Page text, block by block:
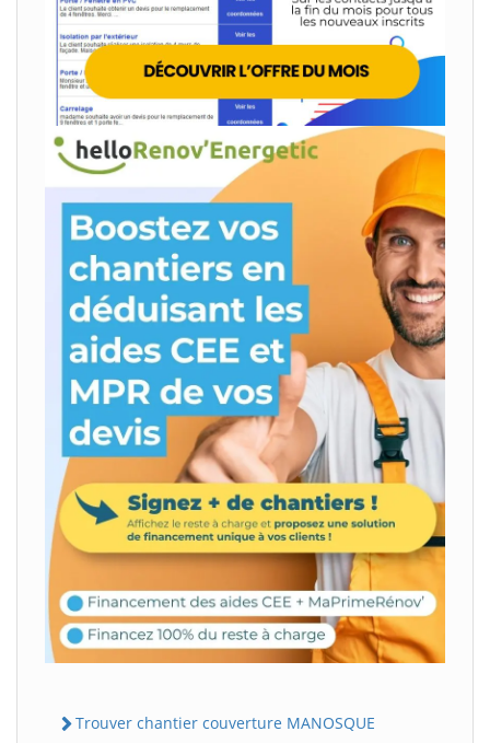
Trouver chantier couverture MANOSQUE